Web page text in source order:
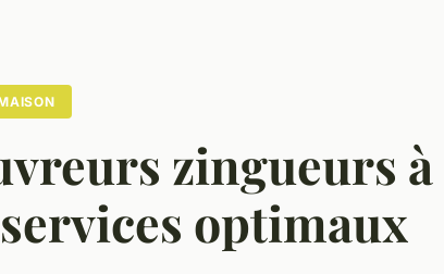
zingueurs à
optimaux